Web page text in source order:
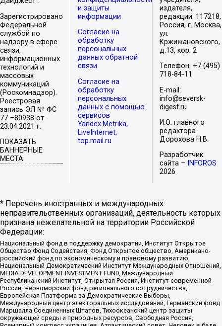
Зарегистрировано
Федеральной
службой по
надзору в сфере
связи,
информационных
технологий и
массовых
коммуникаций
(Роскомнадзор).
Реестровая
запись ЭЛ № ФС
77 –80938 от
23.04.2021 г.
ПОКАЗАТЬ
БАННЕРНЫЕ
МЕСТА
и защиты
информации
Согласие на
обработку
персональных
данных обратной
связи
Согласие на
обработку
персональных
данных с помощью
сервисов
Yandex.Metrika,
LiveInternet,
top.mail.ru
издателя,
редакции: 117218,
Россия, г. Москва,
ул.
Кржижановского,
д.13, кор. 2
Телефон: +7 (495)
718-84-11
E-mail:
info@seversk-
digest.ru
И.О. главного
редактора
Дорохова Н.В.
Разработчик
сайта –
INFOROS
2026
* Перечень иностранных и международных
неправительственных организаций, деятельность которых
признана нежелательной на территории Российской
Федерации:
Национальный фонд в поддержку демократии, Институт Открытое
Общество Фонд Содействия, Фонд Открытое общество, Американо-
российский фонд по экономическому и правовому развитию,
Национальный Демократический Институт Международных Отношений,
MEDIA DEVELOPMENT INVESTMENT FUND, Международный
Республиканский Институт, Открытая Россия, Институт современной
России, Черноморский фонд регионального сотрудничества,
Европейская Платформа за Демократические Выборы,
Международный центр электоральных исследований, Германский фонд
Маршалла Соединенных Штатов, Тихоокеанский центр защиты
окружающей среды и природных ресурсов, Свободная Россия,